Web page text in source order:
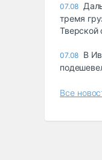
07.08
тремя
Тверской
07.08 В
Все